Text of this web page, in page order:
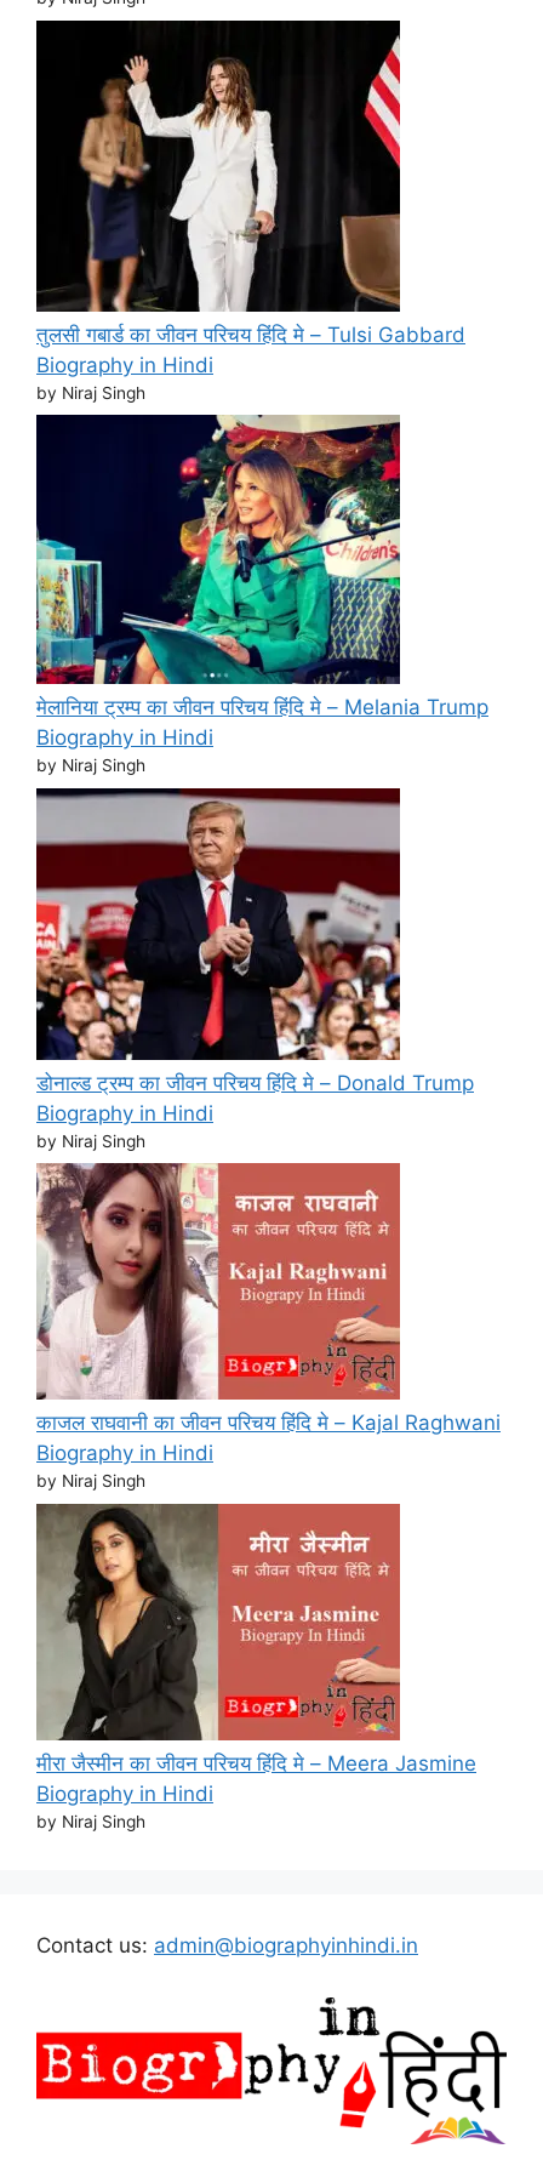
तुलसी गबार्ड का जीवन परिचय हिंदि मे – Tulsi Gabbard
Biography in Hindi
by Niraj Singh
मेलानिया ट्रम्प का जीवन परिचय हिंदि मे – Melania Trump
Biography in Hindi
by Niraj Singh
डोनाल्ड ट्रम्प का जीवन परिचय हिंदि मे – Donald Trump
Biography in Hindi
by Niraj Singh
काजल राघवानी का जीवन परिचय हिंदि मे – Kajal Raghwani
Biography in Hindi
by Niraj Singh
मीरा जैस्मीन का जीवन परिचय हिंदि मे – Meera Jasmine
Biography in Hindi
by Niraj Singh
Contact us: admin@biographyinhindi.in